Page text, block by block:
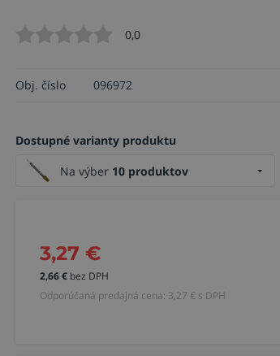
0,0
Obj. číslo 096972
Dostupné varianty produktu
Na výber 10 produktov
3,27 €
2,66€ bez DPH
Odporúčaná predajná cena: 3,27 € s DPH